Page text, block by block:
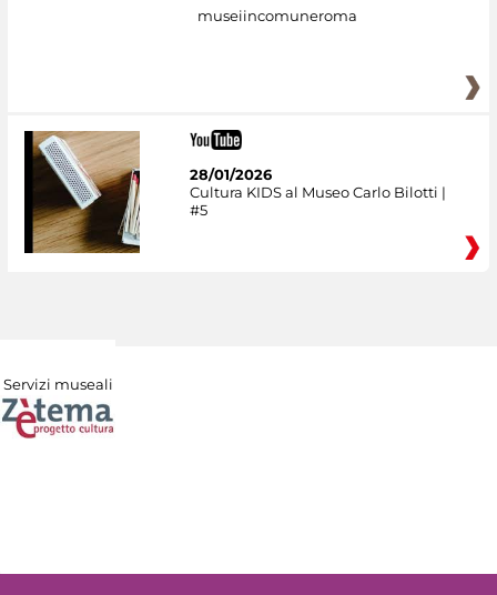
museiincomuneroma
28/01/2026
Cultura KIDS al Museo Carlo Bilotti |
#5
Servizi museali